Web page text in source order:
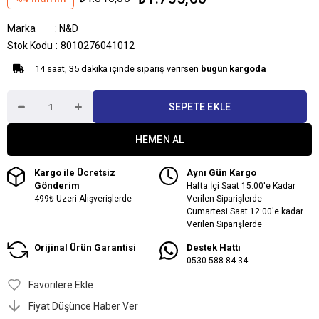
Marka : N&D
Stok Kodu
8010276041012
14 saat, 35 dakika içinde sipariş verirsen bugün kargoda
Kargo ile Ücretsiz
Gönderim
499₺ Üzeri Alışverişlerde
Aynı Gün Kargo
Hafta İçi Saat 15:00'e Kadar
Verilen Siparişlerde
Cumartesi Saat 12:00'e kadar
Verilen Siparişlerde
Orijinal Ürün Garantisi Destek Hattı
0530 588 84 34
Favorilere Ekle
Fiyat Düşünce Haber Ver